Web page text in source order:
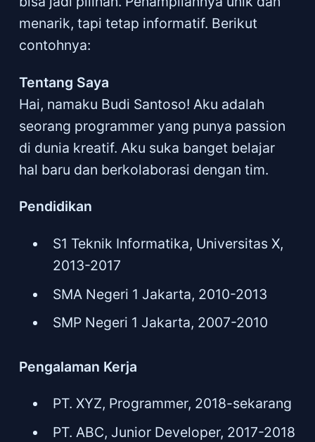
menarik, tapi tetap informatif. Berikut
contohnya:
Tentang Saya
Hai, namaku Budi Santoso! Aku adalah
seorang programmer yang punya passion
di dunia kreatif. Aku suka banget belajar
hal baru dan berkolaborasi dengan tim.
Pendidikan
S1 Teknik Informatika, Universitas X,
2013-2017
SMA Negeri 1 Jakarta, 2010-2013
SMP Negeri 1 Jakarta, 2007-2010
Pengalaman Kerja
PT. XYZ, Programmer, 2018-sekarang
PT. ABC, Junior Developer, 2017-2018